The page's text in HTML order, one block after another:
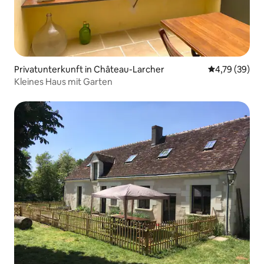
Privatunterkunft in Château-Larcher
4,79 (39)
Kleines Haus mit Garten